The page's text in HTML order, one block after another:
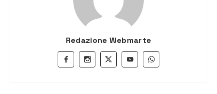
Redazione Webmarte